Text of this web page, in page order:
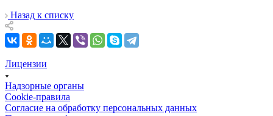
Назад к списку
Лицензии
Надзорные органы
Cookie-правила
Согласие на обработку персональных данных